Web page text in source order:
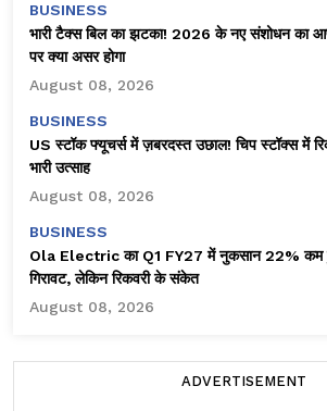
BUSINESS
भारी टैक्स बिल का झटका! 2026 के नए संशोधन का
पर क्या असर होगा
August 08, 2026
BUSINESS
US स्टॉक फ्यूचर्स में ज़बरदस्त उछाल! चिप स्टॉक्स में
भारी उत्साह
August 08, 2026
BUSINESS
Ola Electric का Q1 FY27 में नुकसान 22% कम
गिरावट, लेकिन रिकवरी के संकेत
August 08, 2026
ADVERTISEMENT